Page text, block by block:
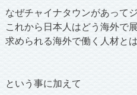
なぜチャイナタウンがあって
これから日本人はどう海外で
求められる海外で働く人材と
という事に加えて